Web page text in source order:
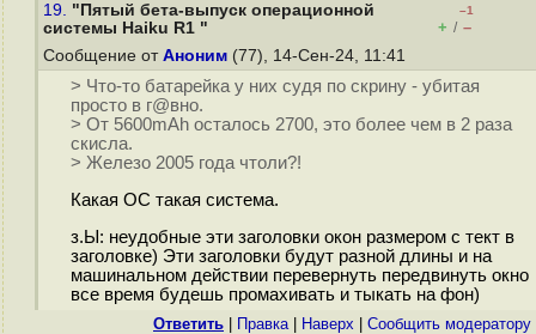
19. "Пятый бета-выпуск операционной
системы Haiku R1 "
–1
+ / –
Сообщение от Аноним (77), 14-Сен-24, 11:41
> Что-то батарейка у них судя по скрину - убитая
просто в г@вно.
> От 5600mAh осталось 2700, это более чем в 2 раза
скисла.
> Железо 2005 года чтоли?!
Какая ОС такая система.
з.Ы: неудобные эти заголовки окон размером с тект в
заголовке) Эти заголовки будут разной длины и на
машинальном действии перевернуть передвинуть окно
все время будешь промахивать и тыкать на фон)
Ответить Правка| Наверх Cообщить модератору